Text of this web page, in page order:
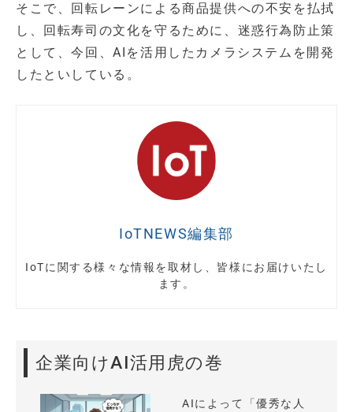
そこで、回転レーンによる商品提供への不安を払拭
し、回転寿司の文化を守るために、迷惑行為防止策
として、今回、AIを活用したカメラシステムを開発
したといしている。
IoTNEWS編集部
IoTに関する様々な情報を取材し、皆様にお届けいたし
ます。
企業向けAI活用虎の巻
AIによって「優秀な人